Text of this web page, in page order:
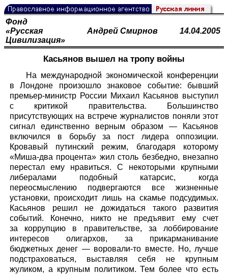
Фонд
«Русская
Цивилизация»
Андрей Смирнов 14.04.2005
Касьянов вышел на тропу войны
На международной экономической конференции
в Лондоне произошло знаковое событие: бывший
премьер-министр России Михаил Касьянов выступил
с критикой правительства. Большинство
присутствующих на встрече журналистов поняли этот
сигнал единственно верным образом — Касьянов
включился в борьбу за пост лидера оппозиции.
Кровавый путинский режим, благодаря которому
«Миша-два процента» жил столь безбедно, внезапно
перестал ему нравиться. С некоторыми крупными
либералами подобный катарсис, когда
переосмыслению подвергаются все жизненные
установки, происходит лишь на скамье подсудимых.
Касьянов решил не дожидаться такого развития
событий. Конечно, никто не предъявит ему счет
за коррупцию в правительстве, за лоббирование
интересов олигархов, за прикарманивание
бюджетных денег — воровали-то вместе. Но, лучше
подстраховаться, выставляя себя не крупным
жуликом, а крупным политиком. Тем более что есть